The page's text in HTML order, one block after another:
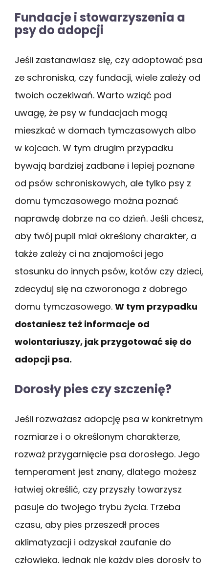
Fundacje i stowarzyszenia a
psy do adopcji
Jeśli zastanawiasz się, czy adoptować psa
ze schroniska, czy fundacji, wiele zależy od
twoich oczekiwań. Warto wziąć pod
uwagę, że psy w fundacjach mogą
mieszkać w domach tymczasowych albo
w kojcach. W tym drugim przypadku
bywają bardziej zadbane i lepiej poznane
od psów schroniskowych, ale tylko psy z
domu tymczasowego można poznać
naprawdę dobrze na co dzień. Jeśli chcesz,
aby twój pupil miał określony charakter, a
także zależy ci na znajomości jego
stosunku do innych psów, kotów czy dzieci,
zdecyduj się na czworonoga z dobrego
domu tymczasowego. W tym przypadku
dostaniesz też informacje od
wolontariuszy, jak przygotować się do
adopcji psa.
Dorosły pies czy szczenię?
Jeśli rozważasz adopcję psa w konkretnym
rozmiarze i o określonym charakterze,
rozważ przygarnięcie psa dorosłego. Jego
temperament jest znany, dlatego możesz
łatwiej określić, czy przyszły towarzysz
pasuje do twojego trybu życia. Trzeba
czasu, aby pies przeszedł proces
aklimatyzacji i odzyskał zaufanie do
człowieka, jednak nie każdy pies dorosły to